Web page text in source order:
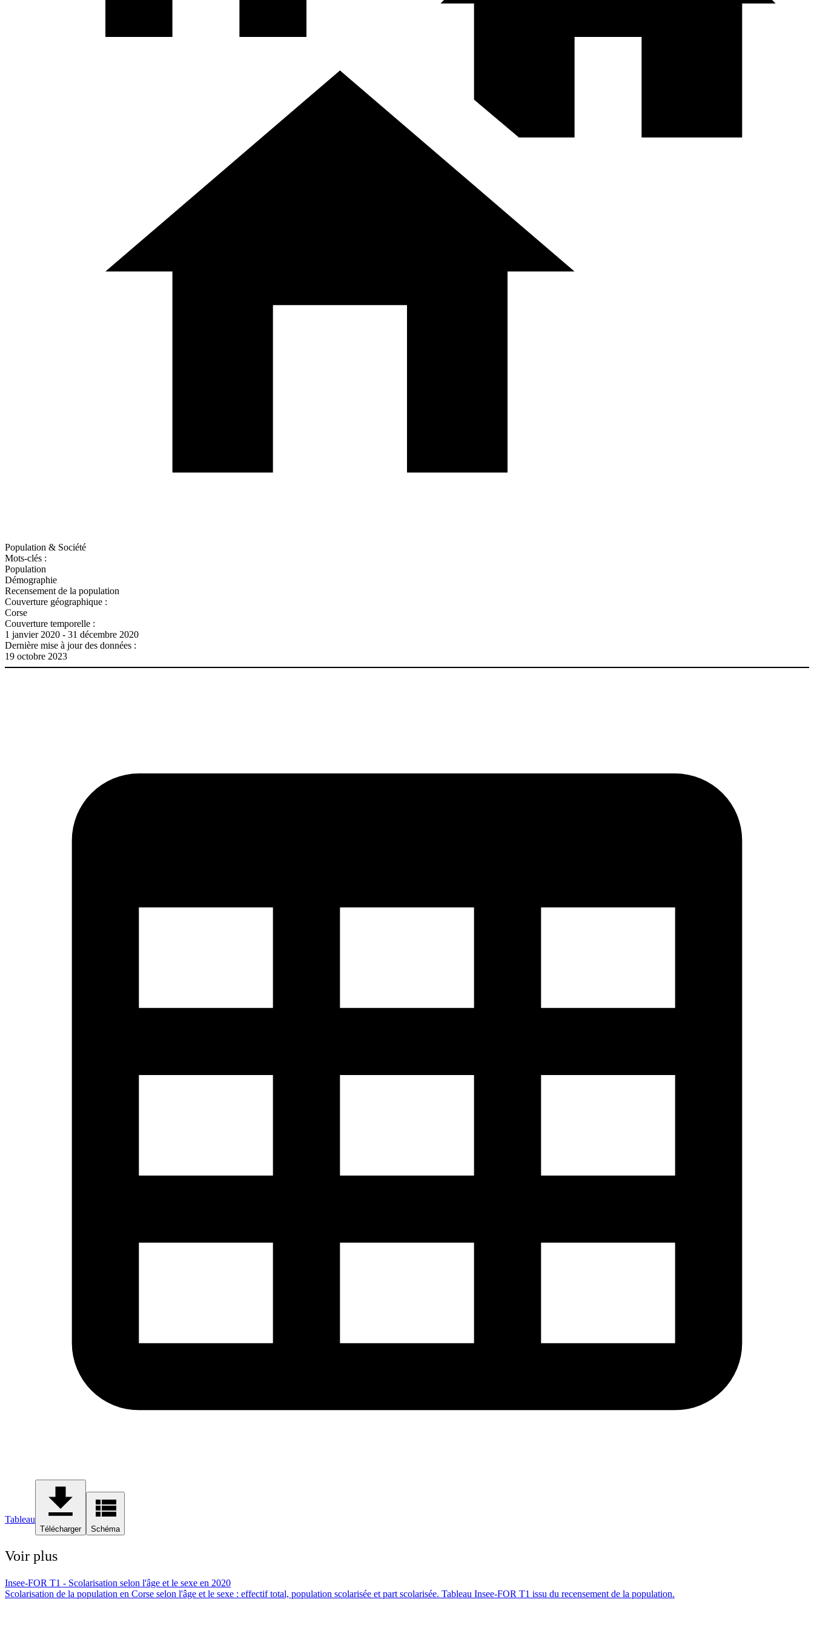
Population & Société
Mots-clés :
Population
Démographie
Recensement de la population
Couverture géographique :
Corse
Couverture temporelle :
1 janvier 2020 - 31 décembre 2020
Dernière mise à jour des données :
19 octobre 2023
Tableau
Télécharger Schéma
Voir plus
Insee-FOR T1 - Scolarisation selon l'âge et le sexe en 2020
Scolarisation de la population en Corse selon l'âge et le sexe : effectif total, population scolarisée et part scolarisée. Tableau Insee-FOR T1 issu du recensement de la population.